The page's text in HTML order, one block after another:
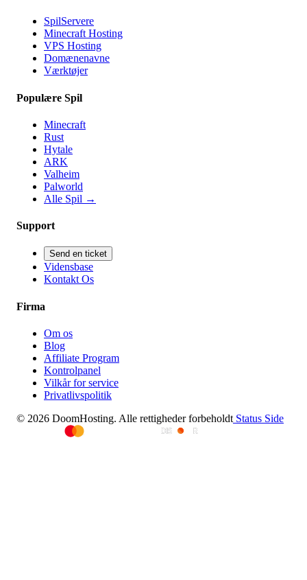
SpilServere
Minecraft Hosting
VPS Hosting
Domænenavne
Værktøjer
Populære Spil
Minecraft
Rust
Hytale
ARK
Valheim
Palworld
Alle Spil →
Support
Send en ticket
Vidensbase
Kontakt Os
Firma
Om os
Blog
Affiliate Program
Kontrolpanel
Vilkår for service
Privatlivspolitik
© 2026 DoomHosting. Alle rettigheder forbeholdt Status Side